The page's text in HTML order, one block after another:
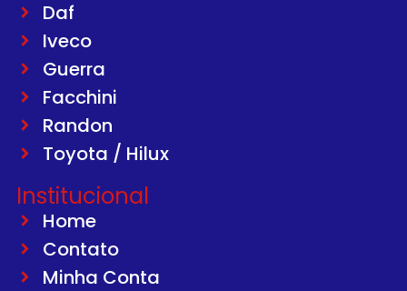
Daf
Iveco
Guerra
Facchini
Randon
Toyota / Hilux
Institucional
Home
Contato
Minha Conta